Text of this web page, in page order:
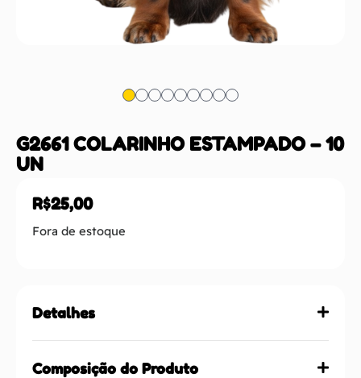
G2661 COLARINHO ESTAMPADO – 10
UN
R$25,00
Fora de estoque
Detalhes
Composição do Produto